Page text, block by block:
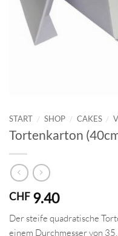
START / SHOP / CAKES /
Tortenkarton
CHF 9.40
Der steife quadratische
einem Durchmesser von